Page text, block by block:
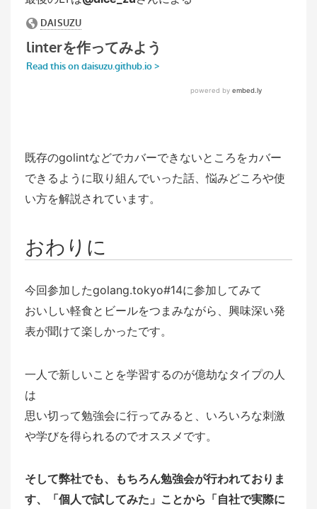
既存のgolintなどでカバーできないところをカバー
できるように取り組んでいった話、悩みどころや使
い方を解説されています。
おわりに
今回参加したgolang.tokyo#14に参加してみて
おいしい軽食とビールをつまみながら、興味深い発
表が聞けて楽しかったです。
一人で新しいことを学習するのが億劫なタイプの人
は
思い切って勉強会に行ってみると、いろいろな刺激
や学びを得られるのでオススメです。
そして弊社でも、もちろん勉強会が行われておりま
す、「個人で試してみた」ことから「自社で実際に